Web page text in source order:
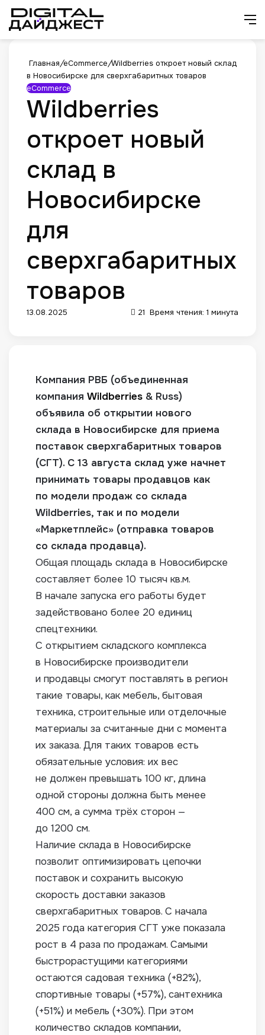
Главная/eCommerce/Wildberries откроет новый склад
в Новосибирске для сверхгабаритных товаров
eCommerce
Wildberries
откроет новый
склад в
Новосибирске
для
сверхгабаритных
товаров
13.08.2025 21 Время чтения: 1 минута
Компания РВБ (объединенная
компания Wildberries & Russ)
объявила об открытии нового
склада в Новосибирске для приема
поставок сверхгабаритных товаров
(СГТ). С 13 августа склад уже начнет
принимать товары продавцов как
по модели продаж со склада
Wildberries, так и по модели
«Маркетплейс» (отправка товаров
со склада продавца).
Общая площадь склада в Новосибирске
составляет более 10 тысяч кв.м.
В начале запуска его работы будет
задействовано более 20 единиц
спецтехники.
С открытием складского комплекса
в Новосибирске производители
и продавцы смогут поставлять в регион
такие товары, как мебель, бытовая
техника, строительные или отделочные
материалы за считанные дни с момента
их заказа. Для таких товаров есть
обязательные условия: их вес
не должен превышать 100 кг, длина
одной стороны должна быть менее
400 см, а сумма трёх сторон —
до 1200 см.
Наличие склада в Новосибирске
позволит оптимизировать цепочки
поставок и сохранить высокую
скорость доставки заказов
сверхгабаритных товаров. С начала
2025 года категория СГТ уже показала
рост в 4 раза по продажам. Самыми
быстрорастущими категориями
остаются садовая техника (+82%),
спортивные товары (+57%), сантехника
(+51%) и мебель (+30%). При этом
количество складов компании,